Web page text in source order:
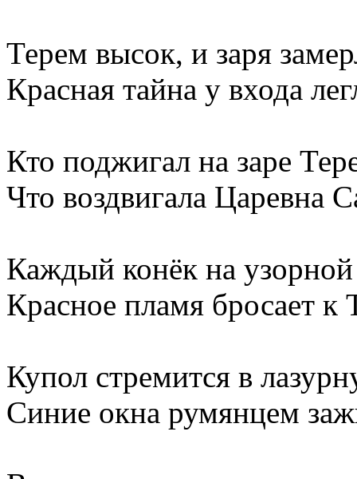
Терем высок, и заря
Красная тайна у входа
Кто поджигал на заре
Что воздвигала Царевна
Каждый конёк на узорной
Красное пламя бросает к
Купол стремится в
Синие окна румянцем